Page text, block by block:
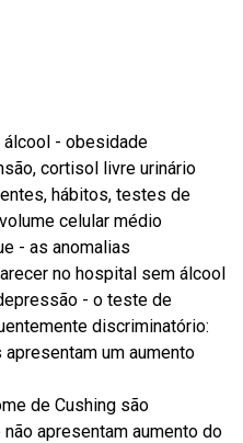
álcool - obesidade
cortisol livre urinário
hábitos, testes de
celular médio
- as anomalias
no hospital sem álcool
- o teste de
discriminatório:
um aumento
de Cushing são
apresentam aumento do